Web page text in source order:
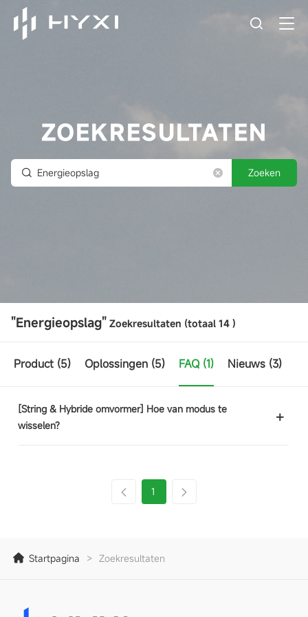
ZOEKRESULTATEN
Zoeken
"Energieopslag" Zoekresultaten (totaal 14 )
Product (5) Oplossingen (5) FAQ (1) Nieuws (3)
[String & Hybride omvormer] Hoe van modus te
wisselen?
1
Startpagina > Zoekresultaten